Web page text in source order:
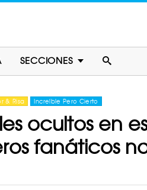
SECCIONES
& Risa Increíble Pero Cierto
ocultos en
fanáticos